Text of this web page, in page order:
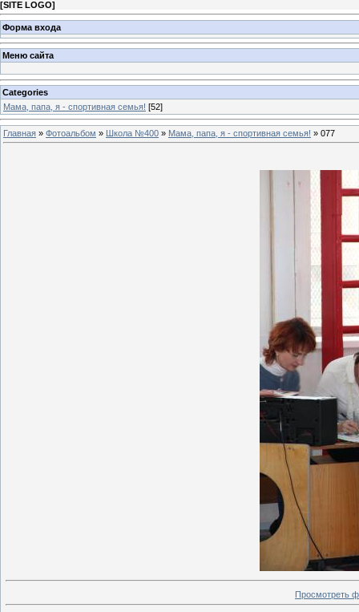
[SITE LOGO]
Форма входа
Меню сайта
Categories
Мама, папа, я - спортивная семья! [52]
Главная » Фотоальбом » Школа №400 » Мама, папа, я - спортивная семья! » 077
Просмотреть